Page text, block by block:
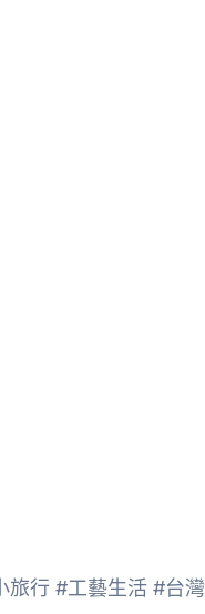
旅行 #工藝生活 #台灣